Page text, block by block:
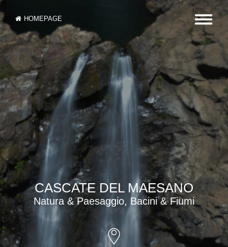
HOMEPAGE
CASCATE DEL MAESANO
Natura & Paesaggio, Bacini & Fiumi